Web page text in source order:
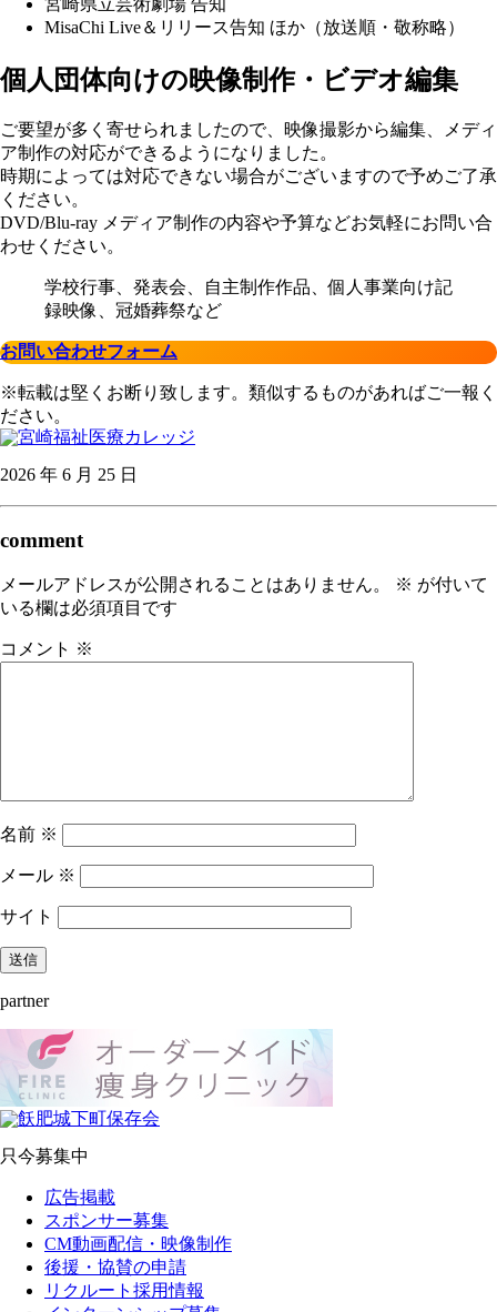
MisaChi Live＆リリース告知 ほか（放送順・敬称略）
個人団体向けの映像制作・ビデオ編集
ご要望が多く寄せられましたので、映像撮影から編集、メディ
ア制作の対応ができるようになりました。
時期によっては対応できない場合がございますので予めご了承
ください。
DVD/Blu-ray メディア制作の内容や予算などお気軽にお問い合
わせください。
学校行事、発表会、自主制作作品、個人事業向け記
録映像、冠婚葬祭など
お問い合わせフォーム
※転載は堅くお断り致します。類似するものがあればご一報く
ださい。
2026 年 6 月 25 日
comment
メールアドレスが公開されることはありません。 ※ が付いて
いる欄は必須項目です
コメント ※
名前 ※
メール ※
サイト
partner
只今募集中
広告掲載
スポンサー募集
CM動画配信・映像制作
後援・協賛の申請
リクルート採用情報